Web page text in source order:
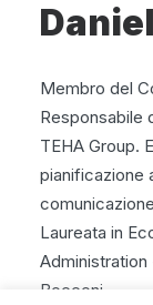
Membro del
Responsabile
TEHA Group.
pianificazione
Laureata in
Administration
Bocconi.